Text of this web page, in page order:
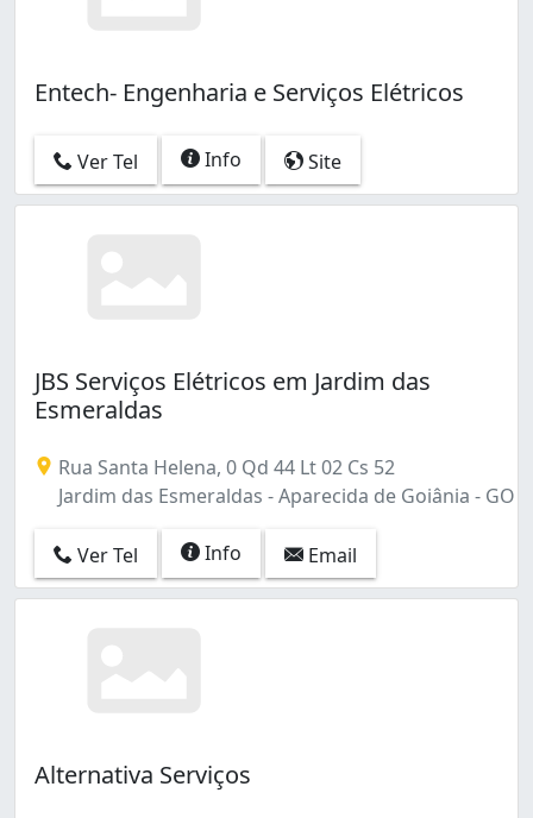
Entech- Engenharia e Serviços Elétricos
Ver Tel Info Site
JBS Serviços Elétricos em Jardim das
Esmeraldas
Rua Santa Helena, 0 Qd 44 Lt 02 Cs 52
Jardim das Esmeraldas - Aparecida de Goiânia - GO
Ver Tel Info Email
Alternativa Serviços